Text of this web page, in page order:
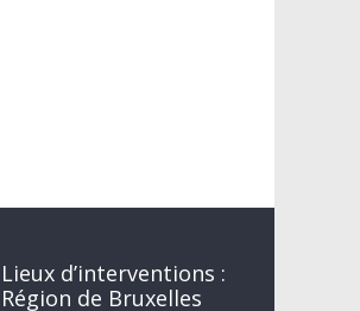
Lieux d’interventions :
Région de Bruxelles